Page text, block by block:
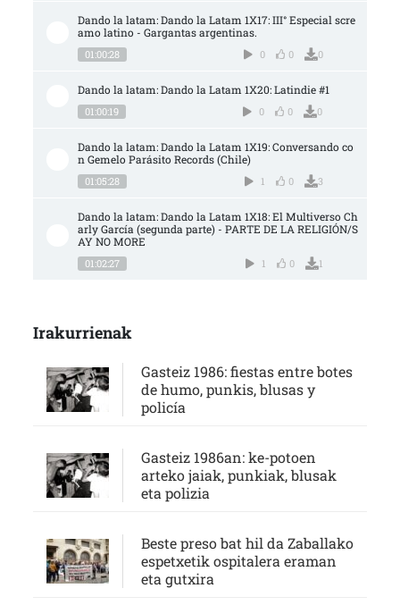
Dando la latam: Dando la Latam 1X17: III° Especial scre
amo latino - Gargantas argentinas.
01:00:28 0 0 0
Dando la latam: Dando la Latam 1X20: Latindie #1
01:00:19 0 0 0
Dando la latam: Dando la Latam 1X19: Conversando co
n Gemelo Parásito Records (Chile)
01:05:28 1 0 3
Dando la latam: Dando la Latam 1X18: El Multiverso Ch
arly García (segunda parte) - PARTE DE LA RELIGIÓN/S
AY NO MORE
01:02:27 1 0 1
Irakurrienak
Gasteiz 1986: fiestas entre botes
de humo, punkis, blusas y
policía
Gasteiz 1986an: ke-potoen
arteko jaiak, punkiak, blusak
eta polizia
Beste preso bat hil da Zaballako
espetxetik ospitalera eraman
eta gutxira